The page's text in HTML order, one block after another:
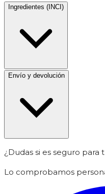
Ingredientes (INCI)
Envío y devolución
¿Dudas si es seguro para
Lo comprobamos